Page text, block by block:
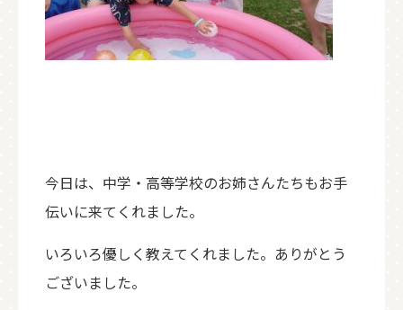
今日は、中学・高等学校のお姉さんたちもお手
伝いに来てくれました。
いろいろ優しく教えてくれました。ありがとう
ございました。